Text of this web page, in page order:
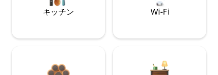
キッチン Wi-Fi